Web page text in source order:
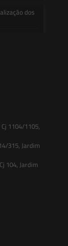
dos
1104/1105,
315, Jardim
104, Jardim